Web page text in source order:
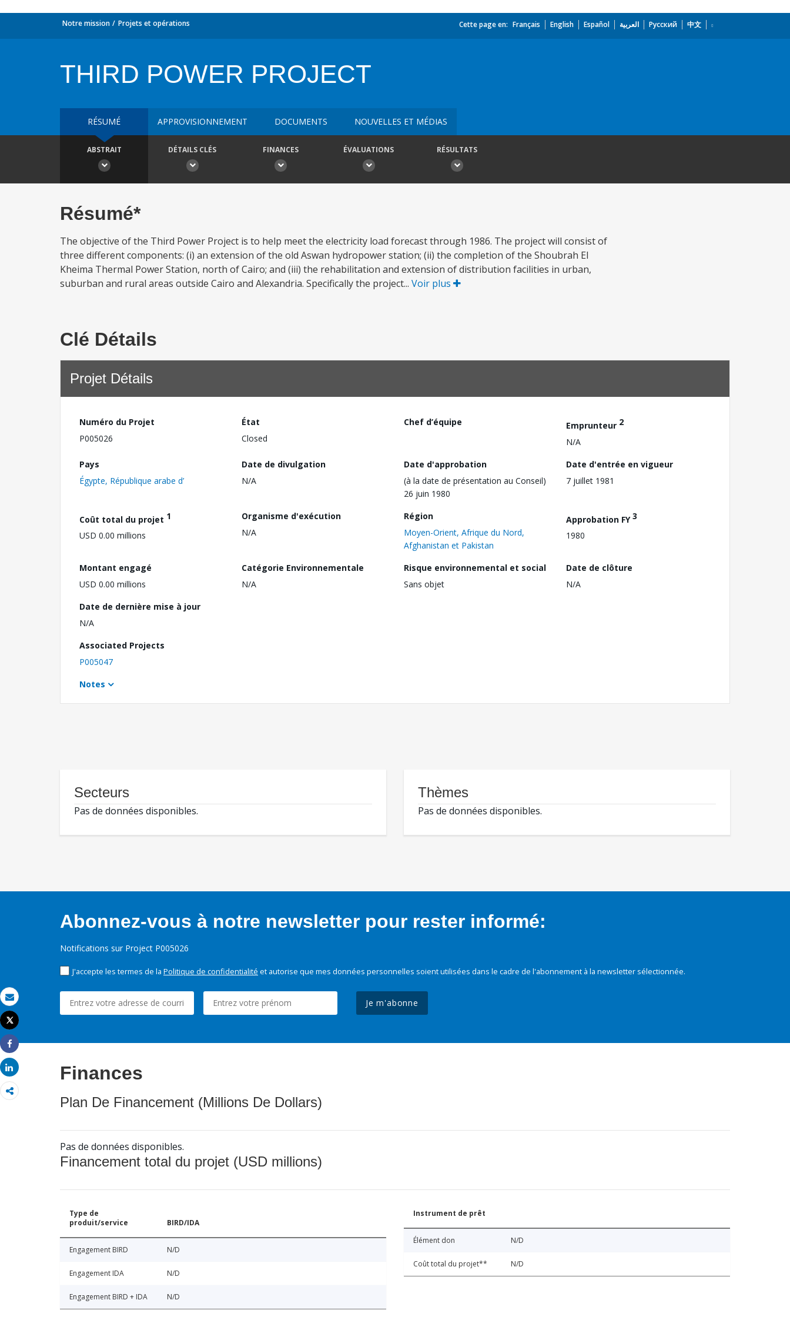
Email
Imprimer
Tweet
Share
Share
Notre mission Projets et opérations Cette page en: Français English Español العربية Русский 中文
THIRD POWER PROJECT
RÉSUMÉ APPROVISIONNEMENT DOCUMENTS NOUVELLES ET MÉDIAS
ABSTRAIT DÉTAILS CLÉS FINANCES ÉVALUATIONS RÉSULTATS
Résumé*
The objective of the Third Power Project is to help meet the electricity load forecast through 1986. The project will consist of
three different components: (i) an extension of the old Aswan hydropower station; (ii) the completion of the Shoubrah El
Kheima Thermal Power Station, north of Cairo; and (iii) the rehabilitation and extension of distribution facilities in urban,
suburban and rural areas outside Cairo and Alexandria. Specifically the project... Voir plus
Clé Détails
Projet Détails
Numéro du Projet
P005026
État
Closed
Chef d’équipe Emprunteur 2
N/A
Pays
Égypte, République arabe d’
Date de divulgation
N/A
Date d'approbation
(à la date de présentation au Conseil)
26 juin 1980
Date d'entrée en vigueur
7 juillet 1981
Coût total du projet 1
USD 0.00 millions
Organisme d'exécution
N/A
Région
Moyen-Orient, Afrique du Nord,
Afghanistan et Pakistan
Approbation FY3
1980
Montant engagé
USD 0.00 millions
Catégorie Environnementale
N/A
Risque environnemental et social
Sans objet
Date de clôture
N/A
Date de dernière mise à jour
N/A
Associated Projects
P005047
Notes
Secteurs
Pas de données disponibles.
Thèmes
Pas de données disponibles.
Abonnez-vous à notre newsletter pour rester informé:
Notifications sur Project P005026
J'accepte les termes de la Politique de confidentialité et autorise que mes données personnelles soient utilisées dans le cadre de l'abonnement à la newsletter sélectionnée.
Je m'abonne
Finances
Plan De Financement (Millions De Dollars)
Pas de données disponibles.
Financement total du projet (USD millions)
Type de
produit/service
BIRD/IDA
Engagement BIRD N/D
Engagement IDA N/D
Engagement BIRD + IDA N/D
Instrument de prêt
Élément don N/D
Coût total du projet** N/D